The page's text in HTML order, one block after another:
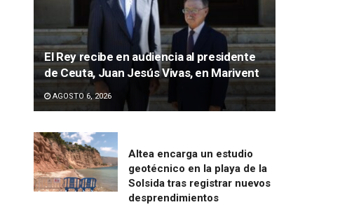
El Rey recibe en audiencia al presidente
de Ceuta, Juan Jesús Vivas, en Marivent
AGOSTO 6, 2026
Altea encarga un estudio
geotécnico en la playa de la
Solsida tras registrar nuevos
desprendimientos